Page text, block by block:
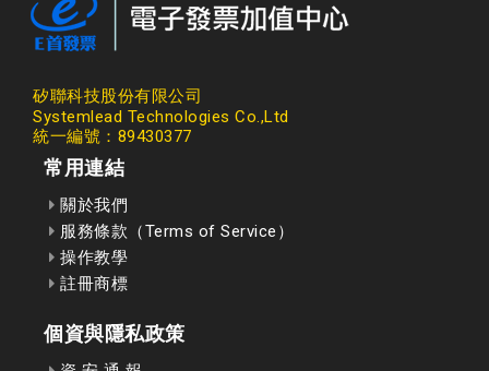
矽聯科技股份有限公司
Systemlead Technologies Co.,Ltd
統一編號：89430377
常用連結
關於我們
服務條款（Terms of Service）
操作教學
註冊商標
個資與隱私政策